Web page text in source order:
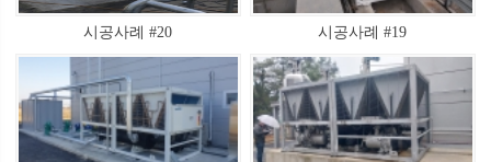
시공사례 #20 시공사례 #19